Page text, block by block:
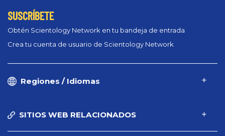
SUSCRÍBETE
Obtén Scientology Network en tu bandeja de entrada
Crea tu cuenta de usuario de Scientology Network
Regiones / Idiomas
SITIOS WEB RELACIONADOS